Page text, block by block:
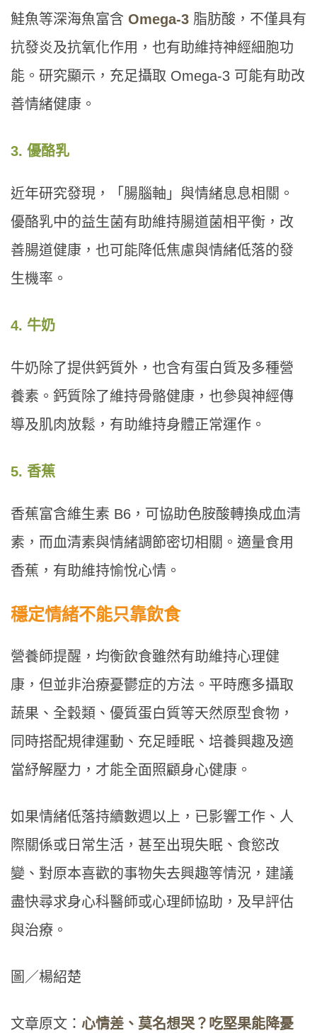
鮭魚等深海魚富含 Omega-3 脂肪酸，不僅具有
抗發炎及抗氧化作用，也有助維持神經細胞功
能。研究顯示，充足攝取 Omega-3 可能有助改
善情緒健康。
3. 優酪乳
近年研究發現，「腸腦軸」與情緒息息相關。
優酪乳中的益生菌有助維持腸道菌相平衡，改
善腸道健康，也可能降低焦慮與情緒低落的發
生機率。
4. 牛奶
牛奶除了提供鈣質外，也含有蛋白質及多種營
養素。鈣質除了維持骨骼健康，也參與神經傳
導及肌肉放鬆，有助維持身體正常運作。
5. 香蕉
香蕉富含維生素 B6，可協助色胺酸轉換成血清
素，而血清素與情緒調節密切相關。適量食用
香蕉，有助維持愉悅心情。
穩定情緒不能只靠飲食
營養師提醒，均衡飲食雖然有助維持心理健
康，但並非治療憂鬱症的方法。平時應多攝取
蔬果、全穀類、優質蛋白質等天然原型食物，
同時搭配規律運動、充足睡眠、培養興趣及適
當紓解壓力，才能全面照顧身心健康。
如果情緒低落持續數週以上，已影響工作、人
際關係或日常生活，甚至出現失眠、食慾改
變、對原本喜歡的事物失去興趣等情況，建議
盡快尋求身心科醫師或心理師協助，及早評估
與治療。
圖／楊紹楚
文章原文： 心情差、莫名想哭？吃堅果能降憂